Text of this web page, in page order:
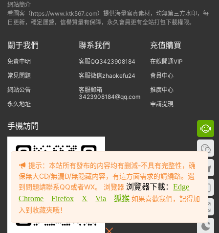
網站簡介
看圖客（https://www.ktk567.com）提供海量寫真素材，均無第三方水印，每
日更新，穩定運營，信譽質量有保障，永久會員更有全站打包下載權限。
關于我們
免責申明
常見問題
網站公告
永久地址
聯系我們
客服QQ3423908184
客服微信zhaokefu24
客服郵箱
3423908184@qq.com
充值購買
在線開通VIP
會員中心
推廣中心
申請提現
手機訪問
提示：本站所有發布的内容均有删減-不具有完整性，确
保無大CD/無漏D/無隐藏内容，有這方面需求的請繞路。遇
到問題請聯系QQ或者WX。 浏覽器 浏覽器下載：Edge
Chrome
Firefox X Via 狐猴 如果喜歡我們，記得加
入到收藏夾哦！